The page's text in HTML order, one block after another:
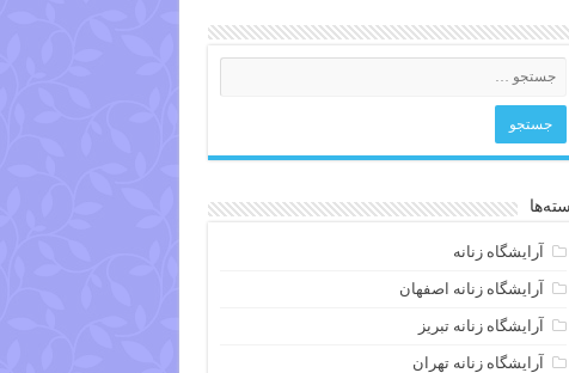
آرایشگاه زنانه
آرایشگاه زنانه اصفهان
آرایشگاه زنانه تبریز
آرایشگاه زنانه تهران